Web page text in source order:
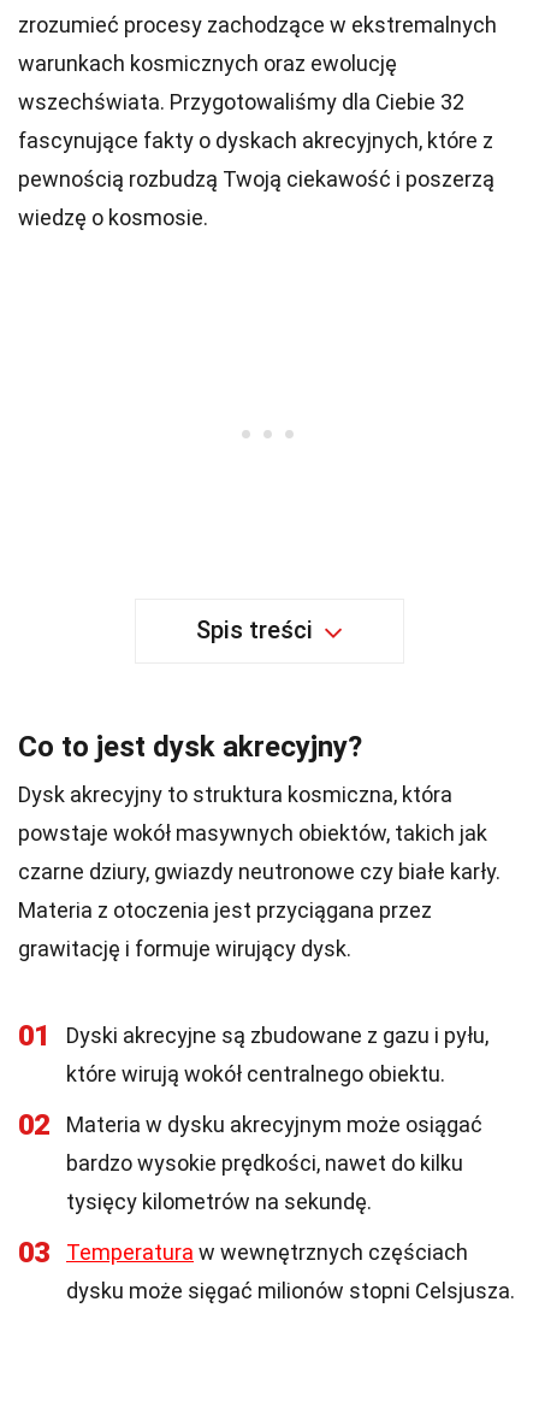
zrozumieć procesy zachodzące w ekstremalnych
warunkach kosmicznych oraz ewolucję
wszechświata. Przygotowaliśmy dla Ciebie 32
fascynujące fakty o dyskach akrecyjnych, które z
pewnością rozbudzą Twoją ciekawość i poszerzą
wiedzę o kosmosie.
Spis treści
Co to jest dysk akrecyjny?
Dysk akrecyjny to struktura kosmiczna, która
powstaje wokół masywnych obiektów, takich jak
czarne dziury, gwiazdy neutronowe czy białe karły.
Materia z otoczenia jest przyciągana przez
grawitację i formuje wirujący dysk.
01
Dyski akrecyjne są zbudowane z gazu i pyłu,
które wirują wokół centralnego obiektu.
02
Materia w dysku akrecyjnym może osiągać
bardzo wysokie prędkości, nawet do kilku
tysięcy kilometrów na sekundę.
03 Temperatura w wewnętrznych częściach
dysku może sięgać milionów stopni Celsjusza.